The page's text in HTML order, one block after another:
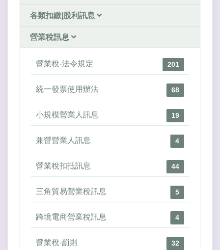
各類扣繳|股利訊息
營業稅訊息
營業稅-法令規定 201
統一發票使用辦法 68
小規模營業人訊息 19
兼營營業人訊息 4
營業稅扣抵訊息 44
三角貿易營業稅訊息 5
跨境電商營業稅訊息 4
營業稅-罰則 32